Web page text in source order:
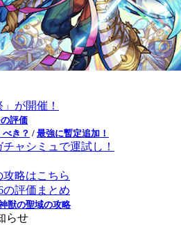
が開催！
評価
き？ / 最強に暫定追加！
ャシミュで運試し！
略はこちら
の評価まとめ
獣の聖域の攻略
らせ